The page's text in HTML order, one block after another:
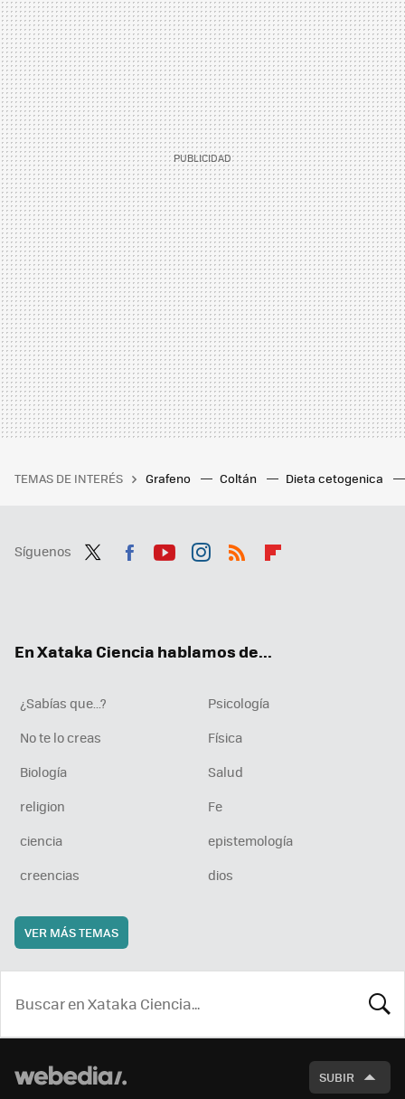
TEMAS DE INTERÉS Grafeno Coltán Dieta cetogenica
Síguenos
En Xataka Ciencia hablamos de...
¿Sabías que...?
Psicología
No te lo creas
Física
Biología
Salud
religion
Fe
ciencia
epistemología
creencias
dios
VER MÁS TEMAS
SUBIR